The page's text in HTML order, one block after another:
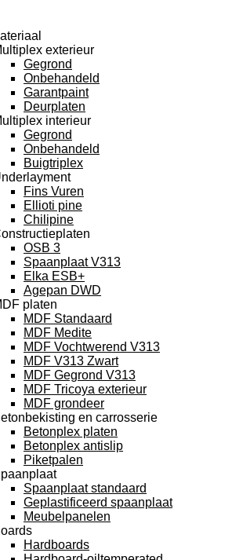
exterieur
Gegrond
Onbehandeld
Garantpaint
Deurplaten
interieur
Gegrond
Onbehandeld
Buigtriplex
Fins Vuren
Ellioti pine
Chilipine
OSB 3
Spaanplaat V313
Elka ESB+
Agepan DWD
platen
MDF Standaard
MDF Medite
MDF Vochtwerend V313
MDF V313 Zwart
MDF Gegrond V313
MDF Tricoya exterieur
MDF grondeer
en carrosserie
Betonplex platen
Betonplex antislip
Piketpalen
Spaanplaat standaard
Geplastificeerd spaanplaat
Meubelpanelen
Hardboards